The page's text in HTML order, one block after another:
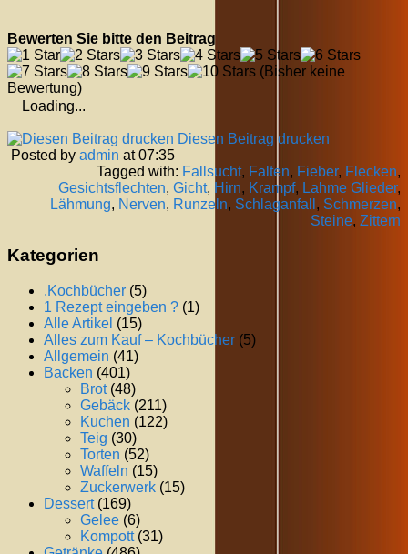
Bewerten Sie bitte den Beitrag
(Bisher keine
Bewertung)
Loading...
Diesen Beitrag drucken
Posted by admin at 07:35
Tagged with: Fallsucht, Falten, Fieber, Flecken,
Gesichtsflechten, Gicht, Hirn, Krampf, Lahme Glieder,
Lähmung, Nerven, Runzeln, Schlaganfall , Schmerzen,
Steine, Zittern
Kategorien
.Kochbücher (5)
1 Rezept eingeben ? (1)
Alle Artikel (15)
Alles zum Kauf – Kochbücher (5)
Allgemein (41)
Backen (401)
Brot(48)
Gebäck (211)
Kuchen (122)
Teig (30)
Torten (52)
Waffeln (15)
Zuckerwerk (15)
Dessert(169)
Gelee (6)
Kompott(31)